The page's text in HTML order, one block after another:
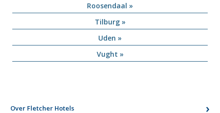
Roosendaal »
Tilburg »
Uden »
Vught »
Over Fletcher Hotels